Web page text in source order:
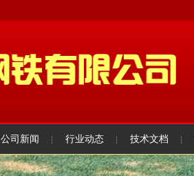
公司新闻 行业动态 技术文档